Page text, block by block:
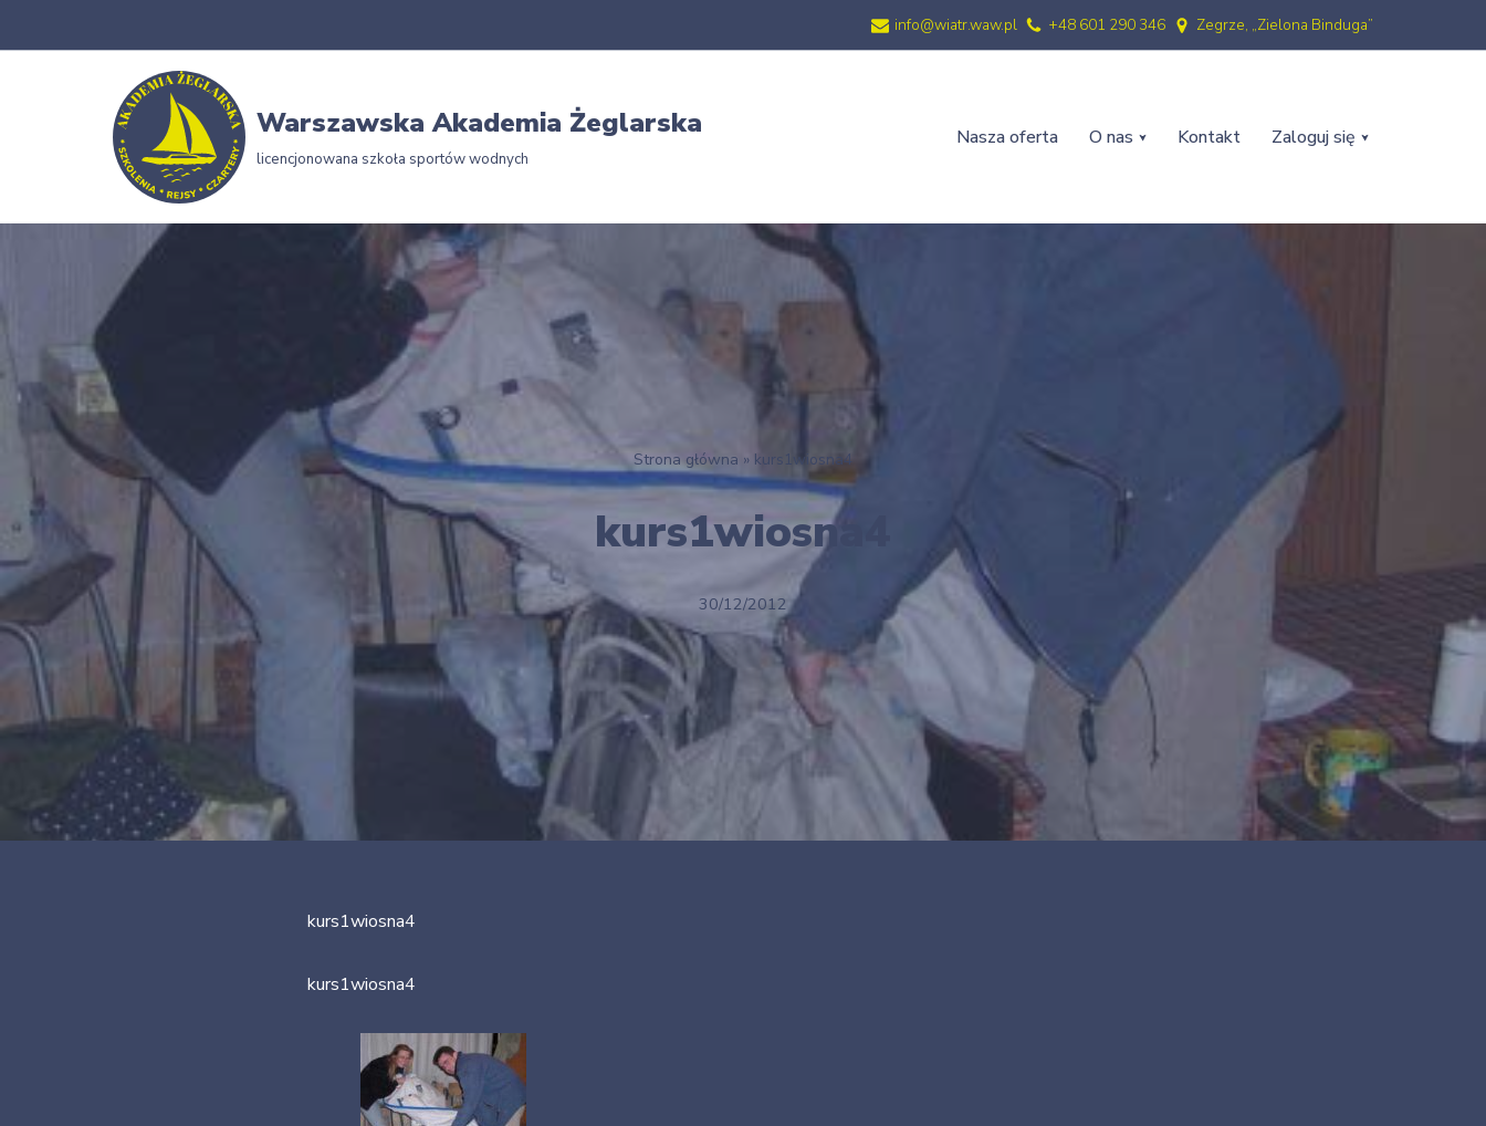
info@wiatr.waw.pl +48 601 290 346 Zegrze, „Zielona Binduga”
Warszawska Akademia Żeglarska
licencjonowana szkoła sportów wodnych
Nasza oferta O nas Kontakt Zaloguj się
Strona główna » kurs1wiosna4
kurs1wiosna4
30/12/2012
kurs1wiosna4
kurs1wiosna4